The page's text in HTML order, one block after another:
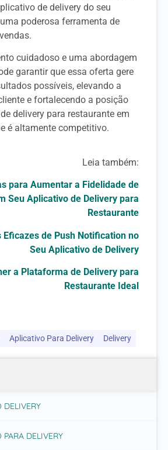
de delivery do seu
poderosa ferramenta de
cuidadoso e uma abordagem
garantir que essa oferta gere
possíveis, elevando a
e fortalecendo a posição
delivery para restaurante em
é altamente competitivo.
Leia também:
para Aumentar a Fidelidade de
Seu Aplicativo de Delivery para
Restaurante
Eficazes de Push Notification no
Seu Aplicativo de Delivery
a Plataforma de Delivery para
Restaurante Ideal
Aplicativo Para Delivery Delivery
DELIVERY
PARA DELIVERY